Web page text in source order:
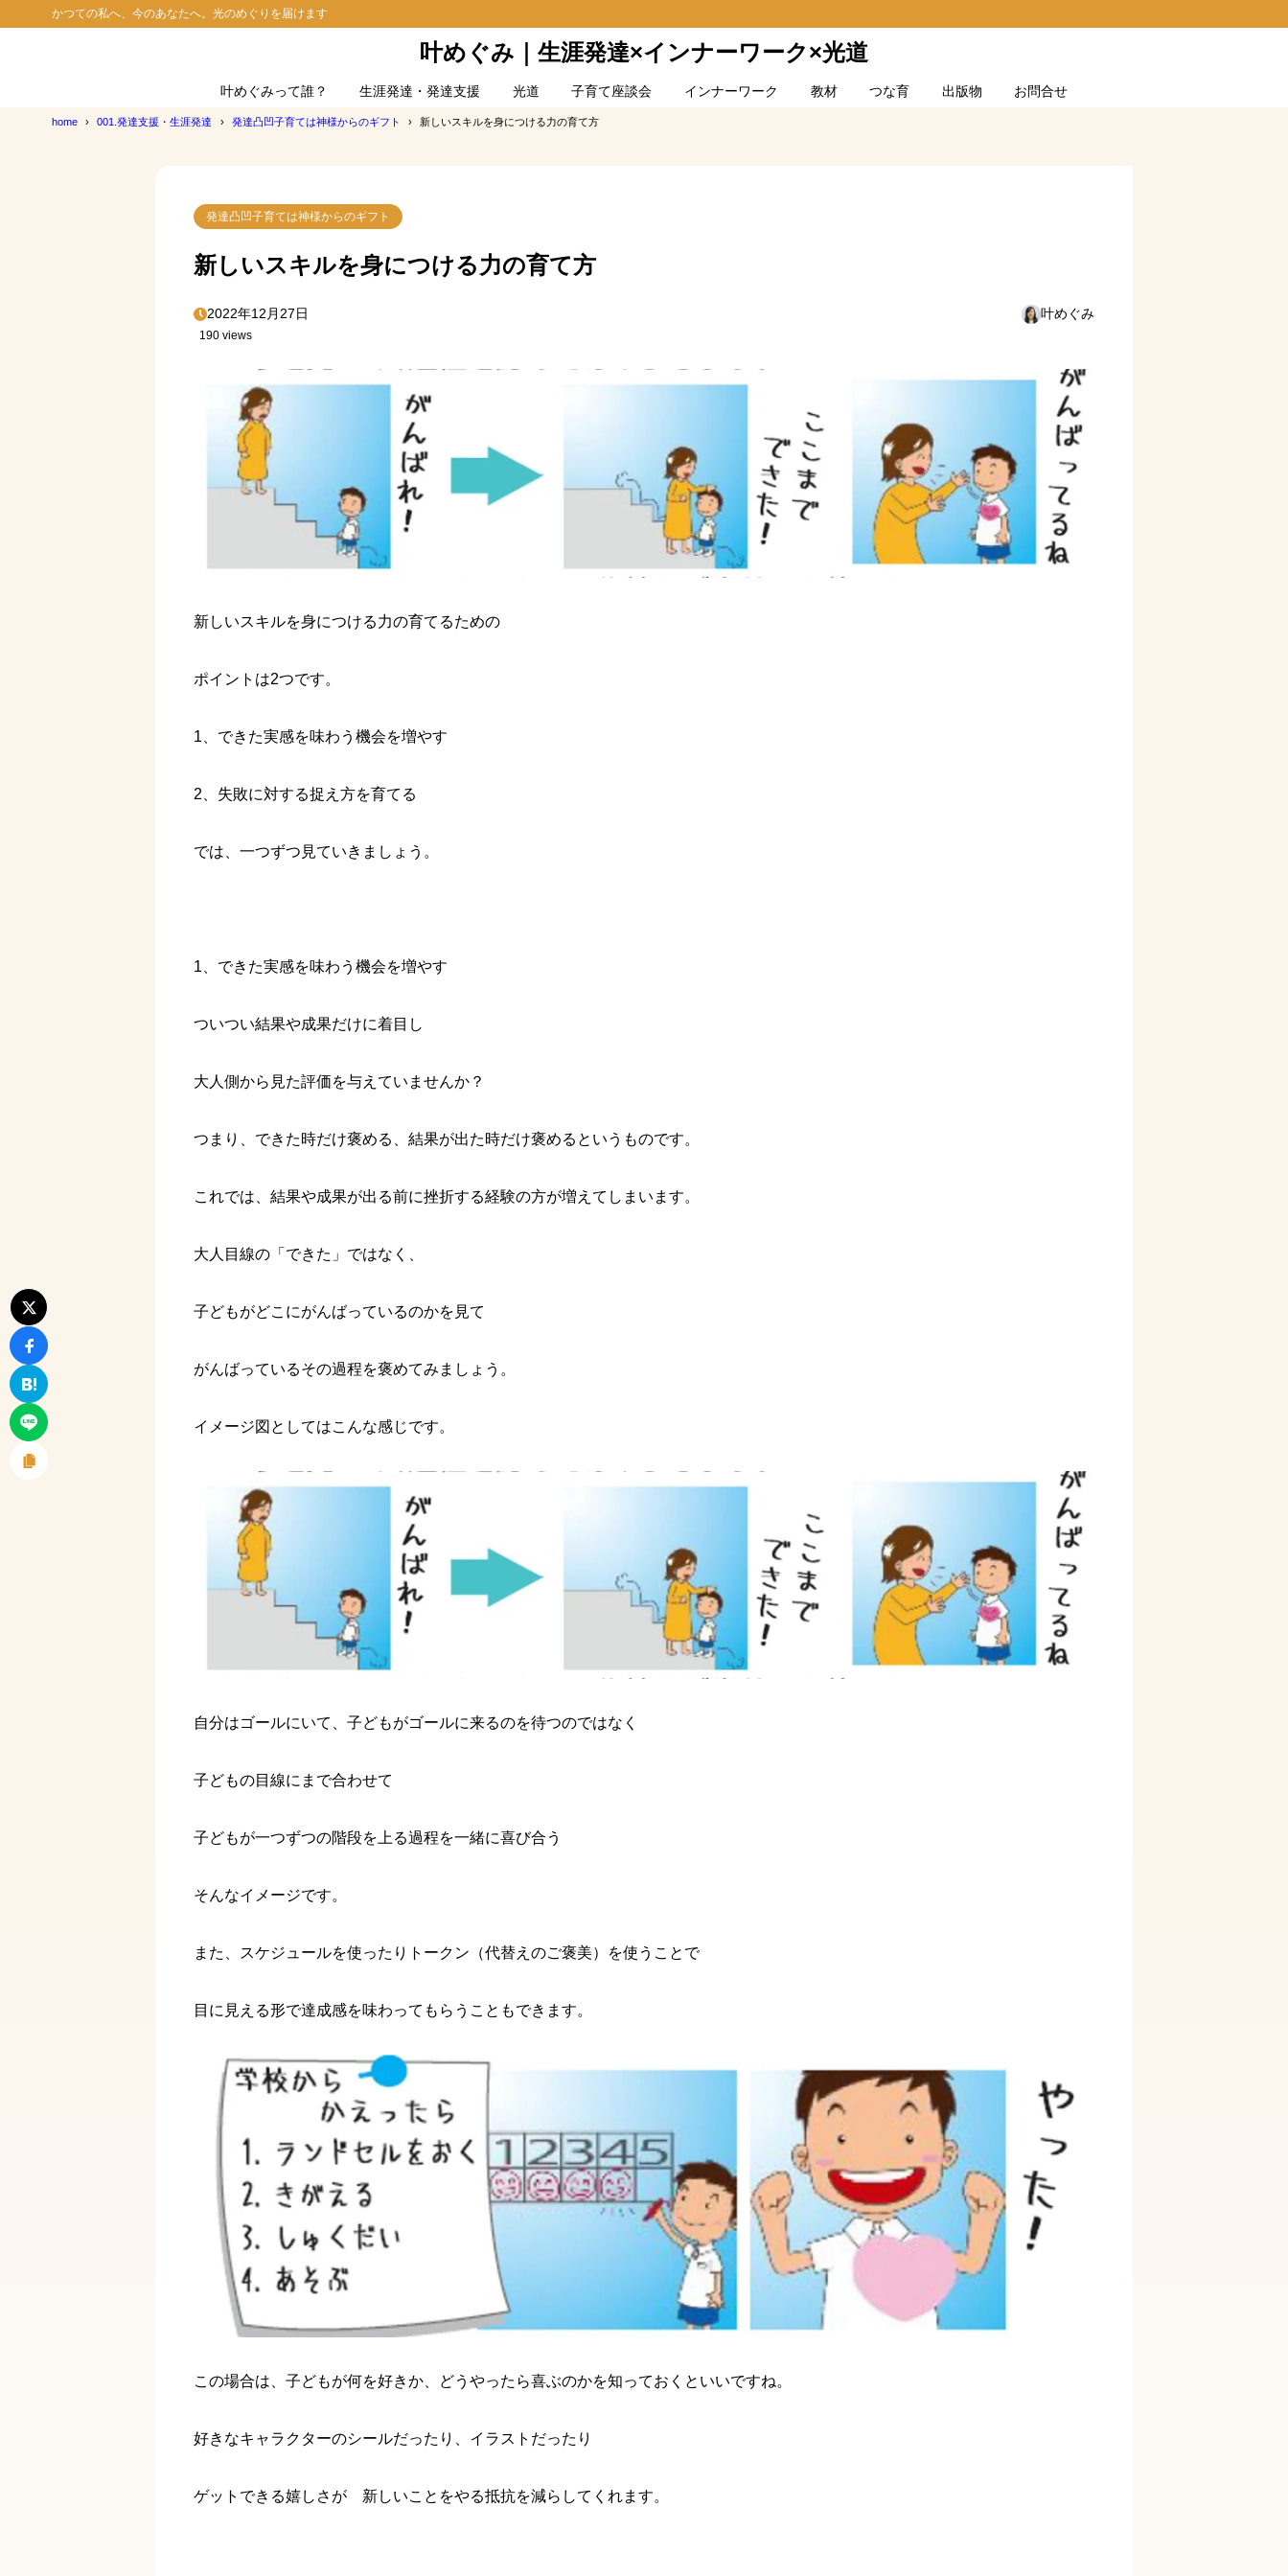
かつての私へ、今のあなたへ。光のめぐりを届けます
叶めぐみ｜生涯発達×インナーワーク×光道
叶めぐみって誰？ 生涯発達・発達支援 光道 子育て座談会 インナーワーク 教材 つな育 出版物 お問合せ
home 001.発達支援・生涯発達 発達凸凹子育ては神様からのギフト 新しいスキルを身につける力の育て方
発達凸凹子育ては神様からのギフト
新しいスキルを身につける力の育て方
2022年12月27日 叶めぐみ
190 views
新しいスキルを身につける力の育てるための
ポイントは2つです。
1、できた実感を味わう機会を増やす
2、失敗に対する捉え方を育てる
では、一つずつ見ていきましょう。
1、できた実感を味わう機会を増やす
ついつい結果や成果だけに着目し
大人側から見た評価を与えていませんか？
つまり、できた時だけ褒める、結果が出た時だけ褒めるというものです。
これでは、結果や成果が出る前に挫折する経験の方が増えてしまいます。
大人目線の「できた」ではなく、
子どもがどこにがんばっているのかを見て
がんばっているその過程を褒めてみましょう。
イメージ図としてはこんな感じです。
自分はゴールにいて、子どもがゴールに来るのを待つのではなく
子どもの目線にまで合わせて
子どもが一つずつの階段を上る過程を一緒に喜び合う
そんなイメージです。
また、スケジュールを使ったりトークン（代替えのご褒美）を使うことで
目に見える形で達成感を味わってもらうこともできます。
この場合は、子どもが何を好きか、どうやったら喜ぶのかを知っておくといいですね。
好きなキャラクターのシールだったり、イラストだったり
ゲットできる嬉しさが 新しいことをやる抵抗を減らしてくれます。